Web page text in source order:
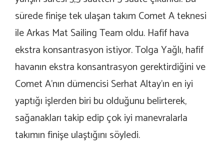
sürede finişe tek ulaşan takım Comet A teknesi
ile Arkas Mat Sailing Team oldu. Hafif hava
ekstra konsantrasyon istiyor. Tolga Yağlı, hafif
havanın ekstra konsantrasyon gerektirdiğini ve
Comet A’nın dümencisi Serhat Altay’ın en iyi
yaptığı işlerden biri bu olduğunu belirterek,
sağanakları takip edip çok iyi manevralarla
takımın finişe ulaştığını söyledi.